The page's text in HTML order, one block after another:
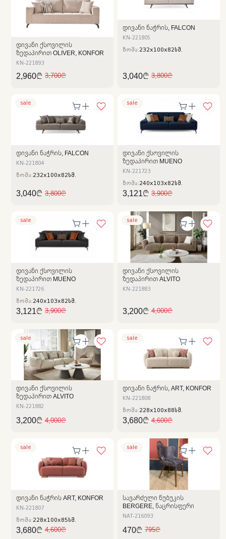
ᲓᲘᲕᲐᲜᲘ ᲥᲡᲝᲕᲘᲚᲘᲡ
ᲖᲔᲓᲐᲞᲘᲠᲘᲗ OLIVER, KONFOR
KN-221893
2,960₾ 3,700₾
ᲓᲘᲕᲐᲜᲘ ᲜᲐᲭᲠᲘᲡ, FALCON
KN-221805
ზომა:232x100x82სმ.
3,040₾ 3,800₾
sale
ᲓᲘᲕᲐᲜᲘ ᲜᲐᲭᲠᲘᲡ, FALCON
KN-221804
ზომა:232x100x82სმ.
3,040₾ 3,800₾
sale
ᲓᲘᲕᲐᲜᲘ ᲥᲡᲝᲕᲘᲚᲘᲡ
ᲖᲔᲓᲐᲞᲘᲠᲘᲗ MUENO
KN-221723
ზომა:240x103x82სმ.
3,121₾ 3,900₾
sale
ᲓᲘᲕᲐᲜᲘ ᲥᲡᲝᲕᲘᲚᲘᲡ
ᲖᲔᲓᲐᲞᲘᲠᲘᲗ MUENO
KN-221726
ზომა:240x103x82სმ.
3,121₾ 3,900₾
sale
ᲓᲘᲕᲐᲜᲘ ᲥᲡᲝᲕᲘᲚᲘᲡ
ᲖᲔᲓᲐᲞᲘᲠᲘᲗ ALVITO
KN-221883
3,200₾ 4,000₾
sale
ᲓᲘᲕᲐᲜᲘ ᲥᲡᲝᲕᲘᲚᲘᲡ
ᲖᲔᲓᲐᲞᲘᲠᲘᲗ ALVITO
KN-221882
3,200₾ 4,000₾
sale
ᲓᲘᲕᲐᲜᲘ ᲜᲐᲭᲠᲘᲡ, ART, KONFOR
KN-221808
ზომა:228x100x88სმ.
3,680₾ 4,600₾
sale
ᲓᲘᲕᲐᲜᲘ ᲜᲐᲭᲠᲘᲡ ART, KONFOR
KN-221807
ზომა:228x100x85სმ.
3,680₾ 4,600₾
sale
ᲡᲐᲕᲐᲠᲫᲔᲚᲘ ᲜᲣᲑᲣᲙᲘᲡ
BERGERE, ᲜᲐᲪᲠᲘᲡᲤᲔᲠᲘ
NAT-216093
470₾ 795₾